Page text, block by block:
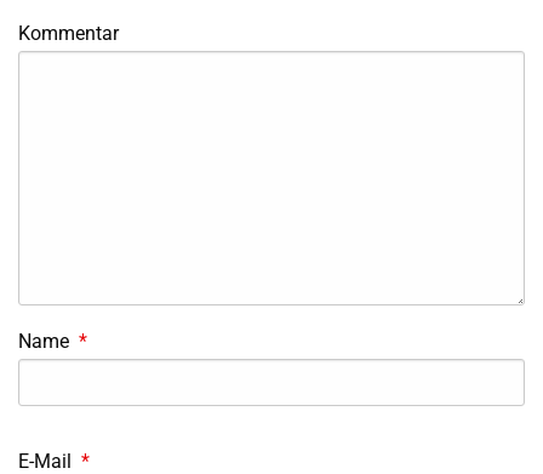
Kommentar
Name *
E-Mail *